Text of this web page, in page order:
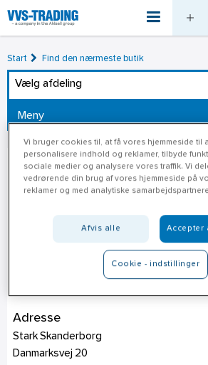
Start Find den nærmeste butik
Vælg afdeling
Meny
Stark Skanderborg
Adresse
Stark Skanderborg
Danmarksvej 20
Vi bruger cookies til, at få vores hjemmeside til
personalisere indhold og reklamer, tilbyde
sociale medier og analysere vores traffik. Vi
vedrørende din brug af vores hjemmeside på
reklamer og med analytiske
Afvis alle Accepter
Cookie - indstillinger